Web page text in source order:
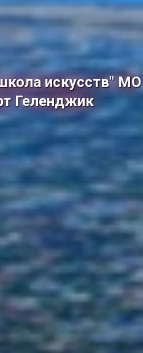
искусств" МО
Геленджик